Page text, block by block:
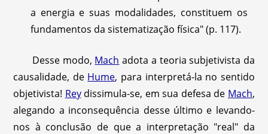
a energia e suas modalidades, constituem os
fundamentos da sistematização física" (p. 117).
Desse modo, Mach adota a teoria subjetivista da
causalidade, de Hume, para interpretá-la no sentido
objetivista! Reydissimula-se, em sua defesa de Mach,
alegando a inconsequência desse último e levando-
nos à conclusão de que a interpretação "real" da